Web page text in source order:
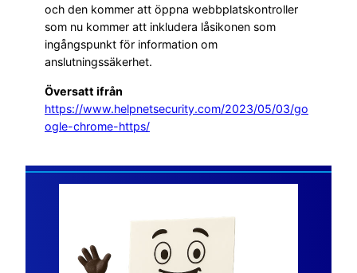
och den kommer att öppna webbplatskontroller
som nu kommer att inkludera låsikonen som
ingångspunkt för information om
anslutningssäkerhet.
Översatt ifrån
https://www.helpnetsecurity.com/2023/05/03/go
ogle-chrome-https/